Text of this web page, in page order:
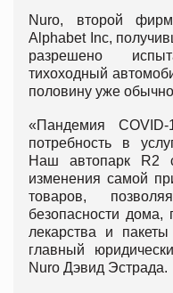
Nuro, второй
Alphabet Inc,
разрешено
тихоходный
половину уже
«Пандемия
потребность в
Наш автопарк R2
изменения самой
товаров,
безопасности дома,
лекарства и
главный
Nuro Дэвид Эстрада.